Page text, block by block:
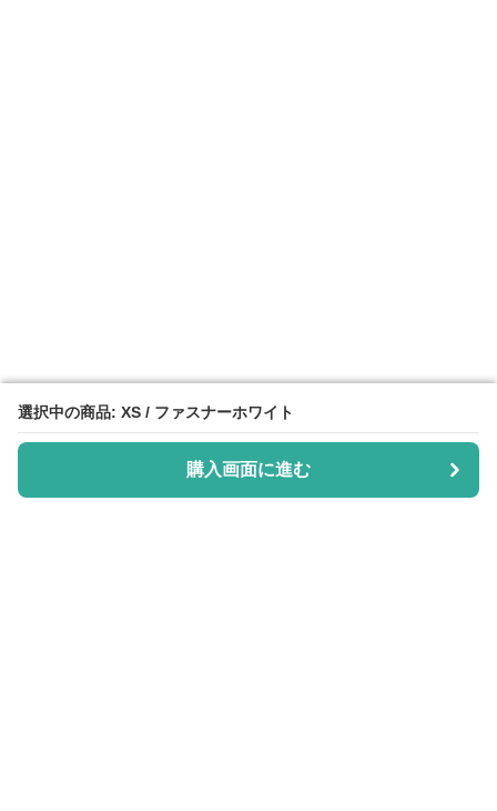
選択中の商品: XS / ファスナーホワイト
購入画面に進む
選択中の商品: XS / ファスナーホワイト
購入画面に進む